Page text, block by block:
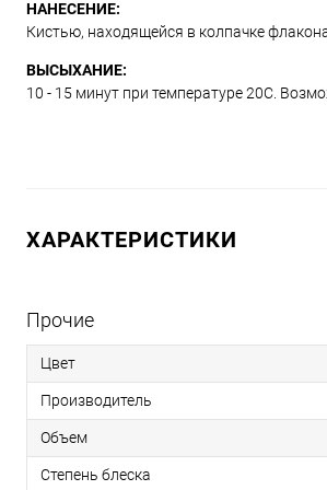
НАНЕСЕНИЕ:
Кистью, находящейся в колпачке
ВЫСЫХАНИЕ:
10 - 15 минут при температуре 20С.
ХАРАКТЕРИСТИКИ
Прочие
Цвет
Производитель
Объем
Степень блеска